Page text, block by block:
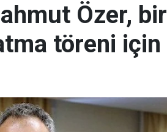
Özer, bir
töreni için